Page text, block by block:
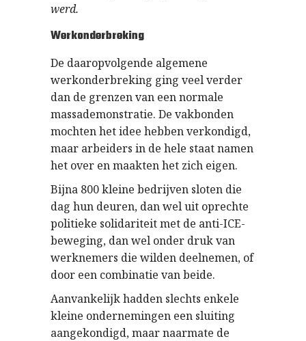
werd.
Werkonderbreking
De daaropvolgende algemene
werkonderbreking ging veel verder
dan de grenzen van een normale
massademonstratie. De vakbonden
mochten het idee hebben verkondigd,
maar arbeiders in de hele staat namen
het over en maakten het zich eigen.
Bijna 800 kleine bedrijven sloten die
dag hun deuren, dan wel uit oprechte
politieke solidariteit met de anti-ICE-
beweging, dan wel onder druk van
werknemers die wilden deelnemen, of
door een combinatie van beide.
Aanvankelijk hadden slechts enkele
kleine ondernemingen een sluiting
aangekondigd, maar naarmate de